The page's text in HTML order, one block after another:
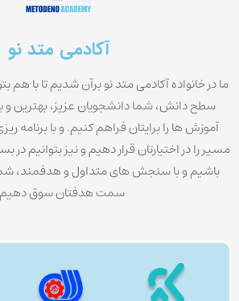
آکادمی متد نو
ما در خانواده آکادمی متد نو برآن شدیم تا با هم
سطح دانش، شما دانشجویان عزیز، بهترین و
آموزش ها را برایتان فراهم کنیم. و با
مسیر را در اختیارتان قرار دهیم و نیز بتوانیم
باشیم و با سنجش های متداول و هدفمند،
سمت هدفتان سوق